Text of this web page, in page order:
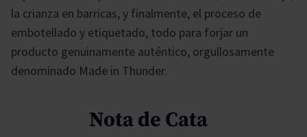
la crianza en barricas, y finalmente, el proceso de
embotellado y etiquetado, todo para forjar un
producto genuinamente auténtico, orgullosamente
denominado Made in Thunder.
Nota de Cata